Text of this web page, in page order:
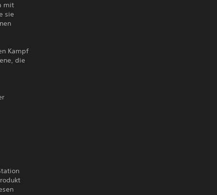
mit
sie
Kampf
die